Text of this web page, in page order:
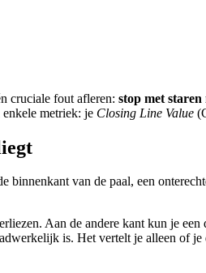
cruciale fout afleren: stop met
enkele metriek: je Closing Line Value
binnenkant van de paal, een
Aan de andere kant kun je
is. Het vertelt je alleen of